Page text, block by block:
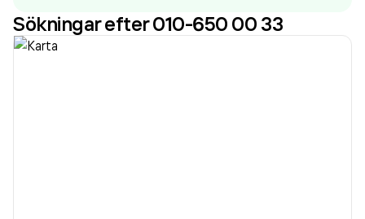
19 346 000,00 kr
senaste räkenskapsåret (2023).
Sökningar efter 010-650 00 33